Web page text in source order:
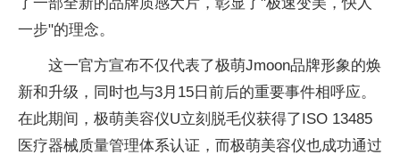
一步"的理念。
这一官方宣布不仅代表了极萌Jmoon品牌形象的焕
新和升级，同时也与3月15日前后的重要事件相呼应。
在此期间，极萌美容仪U立刻脱毛仪获得了ISO 13485
医疗器械质量管理体系认证，而极萌美容仪也成功通过